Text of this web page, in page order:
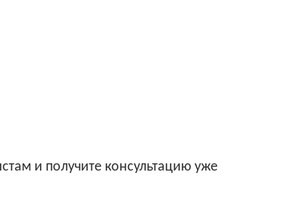
и получите консультацию уже